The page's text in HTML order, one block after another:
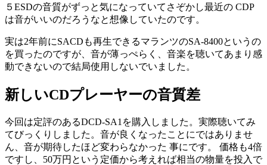
５ESDの音質がずっと気になっていてさぞかし最近の CDP
は音がいいのだろうなと想像していたのです。
実は2年前にSACDも再生できるマランツのSA-8400というの
を買ったのですが、音が薄っぺらく、音楽を聴いてあまり感
動できないので結局使用しないでいました。
新しいCDプレーヤーの音質差
今回は定評のあるDCD-SA1を購入しました。実際聴いてみ
てびっくりしました。音が良くなったことにではありませ
ん、音が期待したほど変わらなかった 事にです。 価格も4倍
ですし、50万円という定価から考えれば相当の物量を投入で